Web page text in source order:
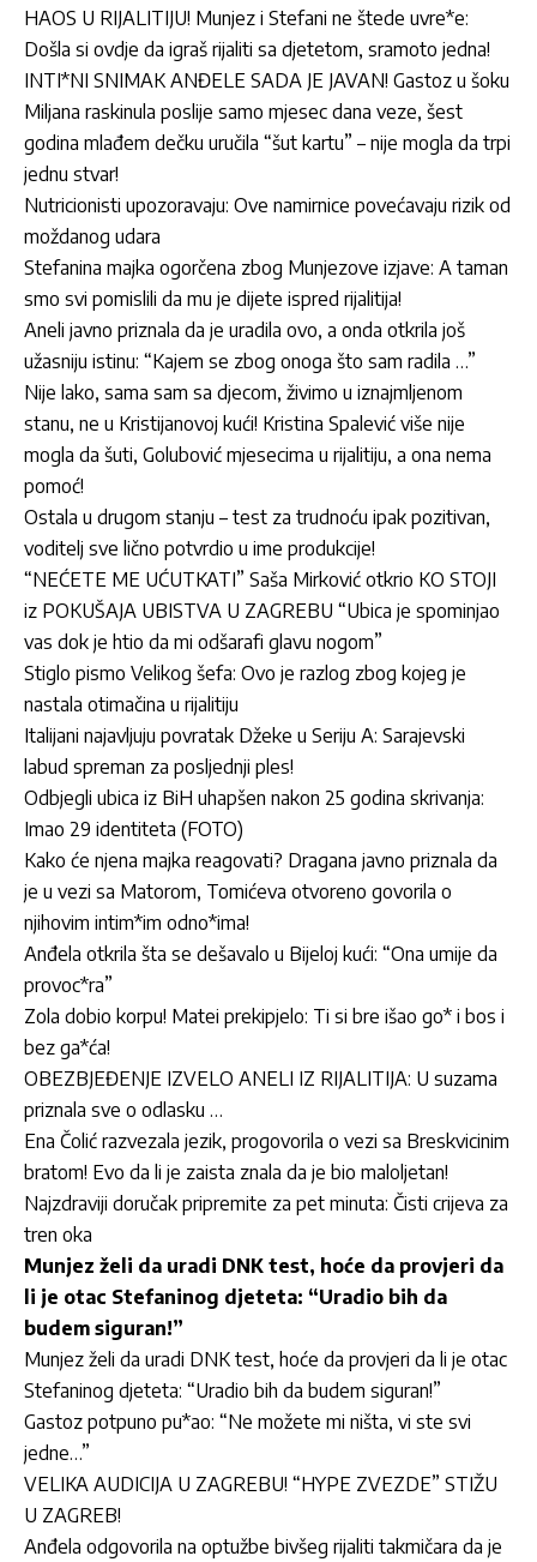
HAOS U RIJALITIJU! Munjez i Stefani ne štede uvre*e:
Došla si ovdje da igraš rijaliti sa djetetom, sramoto jedna!
INTI*NI SNIMAK ANĐELE SADA JE JAVAN! Gastoz u šoku
Miljana raskinula poslije samo mjesec dana veze, šest
godina mlađem dečku uručila “šut kartu” – nije mogla da trpi
jednu stvar!
Nutricionisti upozoravaju: Ove namirnice povećavaju rizik od
moždanog udara
Stefanina majka ogorčena zbog Munjezove izjave: A taman
smo svi pomislili da mu je dijete ispred rijalitija!
Aneli javno priznala da je uradila ovo, a onda otkrila još
užasniju istinu: “Kajem se zbog onoga što sam radila …”
Nije lako, sama sam sa djecom, živimo u iznajmljenom
stanu, ne u Kristijanovoj kući! Kristina Spalević više nije
mogla da šuti, Golubović mjesecima u rijalitiju, a ona nema
pomoć!
Ostala u drugom stanju – test za trudnoću ipak pozitivan,
voditelj sve lično potvrdio u ime produkcije!
“NEĆETE ME UĆUTKATI” Saša Mirković otkrio KO STOJI
iz POKUŠAJA UBISTVA U ZAGREBU “Ubica je spominjao
vas dok je htio da mi odšarafi glavu nogom”
Stiglo pismo Velikog šefa: Ovo je razlog zbog kojeg je
nastala otimačina u rijalitiju
Italijani najavljuju povratak Džeke u Seriju A: Sarajevski
labud spreman za posljednji ples!
Odbjegli ubica iz BiH uhapšen nakon 25 godina skrivanja:
Imao 29 identiteta (FOTO)
Kako će njena majka reagovati? Dragana javno priznala da
je u vezi sa Matorom, Tomićeva otvoreno govorila o
njihovim intim*im odno*ima!
Anđela otkrila šta se dešavalo u Bijeloj kući: “Ona umije da
provoc*ra”
Zola dobio korpu! Matei prekipjelo: Ti si bre išao go* i bos i
bez ga*ća!
OBEZBJEĐENJE IZVELO ANELI IZ RIJALITIJA: U suzama
priznala sve o odlasku …
Ena Čolić razvezala jezik, progovorila o vezi sa Breskvicinim
bratom! Evo da li je zaista znala da je bio maloljetan!
Najzdraviji doručak pripremite za pet minuta: Čisti crijeva za
tren oka
Munjez želi da uradi DNK test, hoće da provjeri da
li je otac Stefaninog djeteta: “Uradio bih da
budem siguran!”
Munjez želi da uradi DNK test, hoće da provjeri da li je otac
Stefaninog djeteta: “Uradio bih da budem siguran!”
Gastoz potpuno pu*ao: “Ne možete mi ništa, vi ste svi
jedne…”
VELIKA AUDICIJA U ZAGREBU! “HYPE ZVEZDE” STIŽU
U ZAGREB!
Anđela odgovorila na optužbe bivšeg rijaliti takmičara da je